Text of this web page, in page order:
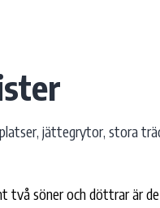
jättegrytor, stora
två söner och döttrar är